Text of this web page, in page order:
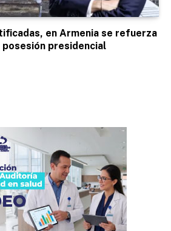
en Armenia se refuerza
presidencial